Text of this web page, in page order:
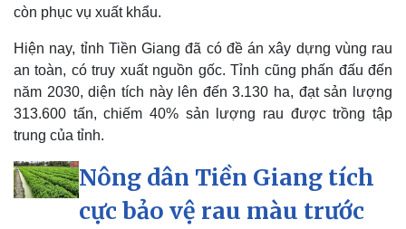
Pháp luật
Vụ án
Tin nóng
Tư vấn luật
Vũ khí
Việt Nam
Phân tích
còn phục vụ xuất khẩu.
Hiện nay, tỉnh Tiền Giang đã có đề án xây dựng vùng rau
an toàn, có truy xuất nguồn gốc. Tỉnh cũng phấn đấu đến
năm 2030, diện tích này lên đến 3.130 ha, đạt sản lượng
313.600 tấn, chiếm 40% sản lượng rau được trồng tập
trung của tỉnh.
Nông dân Tiền Giang tích
cực bảo vệ rau màu trước